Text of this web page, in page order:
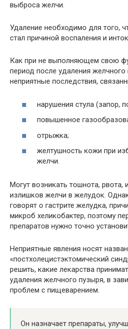
выброса желчи.
Удаление необходимо для того,
стал причиной воспаления и
Как при не выполняющем свою
период после удаления
неприятные последствия,
нарушения стула (запор,
повышенное
отрыжка;
желтушность кожи при
желчи.
Могут возникать тошнота, рвота,
излишков желчи в желудок.
говорят о гастрите желудка,
микроб хеликобактер, поэтому
препаратов нужно точно
Неприятные явления носят
«постхолецистэктомический
решить, какие лекарства
удаления желчного пузыря, в
проблем с пищеварением.
Он назначает препараты,